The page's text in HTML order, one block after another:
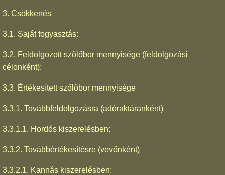
3. Csökkenés
3.1. Saját fogyasztás:
3.2. Feldolgozott szőlőbor mennyisége (feldolgozási
célonként):
3.3. Értékesített szőlőbor mennyisége
3.3.1. Továbbfeldolgozásra (adóraktáranként)
3.3.1.1. Hordós kiszerelésben:
3.3.2. Továbbértékesítésre (vevőnként)
3.3.2.1. Kannás kiszerelésben: